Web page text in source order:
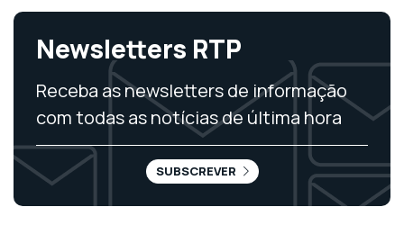
Newsletters RTP
Receba as newsletters de informação
com todas as notícias de última hora
SUBSCREVER